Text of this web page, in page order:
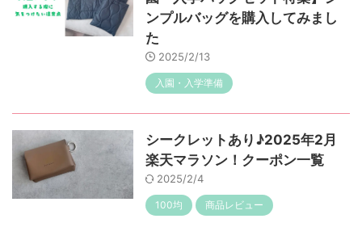
ンプルバッグを購入してみまし
た
2025/2/13
入園・入学準備
シークレットあり♪2025年2月
楽天マラソン！クーポン一覧
2025/2/4
100均 商品レビュー